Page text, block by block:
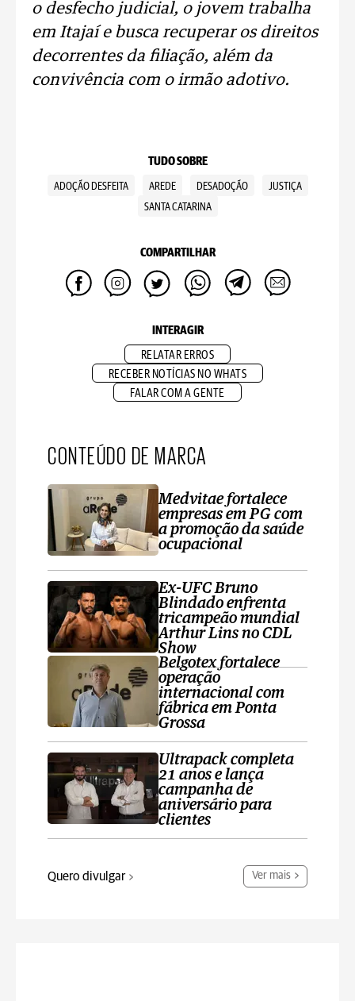
o desfecho judicial, o jovem trabalha
em Itajaí e busca recuperar os direitos
decorrentes da filiação, além da
convivência com o irmão adotivo.
TUDO SOBRE
ADOÇÃO DESFEITA AREDE DESADOÇÃO
JUSTIÇA
SANTA CATARINA
COMPARTILHAR
INTERAGIR
RELATAR ERROS
RECEBER NOTÍCIAS NO WHATS
FALAR COM A GENTE
CONTEÚDO DE MARCA
Medvitae fortalece
empresas em PG com
a promoção da saúde
ocupacional
Ex-UFC Bruno
Blindado enfrenta
tricampeão mundial
Arthur Lins no CDL
Show
Belgotex fortalece
operação
internacional com
fábrica em Ponta
Grossa
Ultrapack completa
21 anos e lança
campanha de
aniversário para
clientes
Quero divulgar Ver mais